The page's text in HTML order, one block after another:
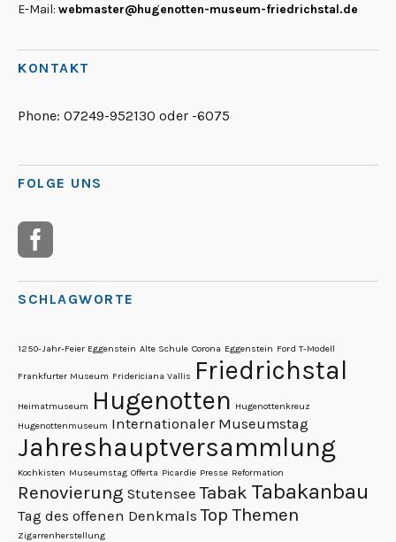
E-Mail: webmaster@hugenotten-museum-friedrichstal.de
KONTAKT
Phone: 07249-952130 oder -6075
FOLGE UNS
SCHLAGWORTE
1250-Jahr-Feier Eggenstein Alte Schule Corona Eggenstein Ford T-Modell
Frankfurter Museum Fridericiana Vallis Friedrichstal
Heimatmuseum Hugenotten Hugenottenkreuz
Hugenottenmuseum Internationaler Museumstag
Jahreshauptversammlung
Kochkisten Museumstag Offerta Picardie Presse Reformation
Renovierung Stutensee Tabak Tabakanbau
Tag des offenen Denkmals Top Themen
Zigarrenherstellung